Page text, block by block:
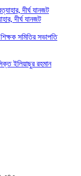
দীর্ঘ যানজট
সমিতির সভাপতি
ইলিয়াছুর রহমান